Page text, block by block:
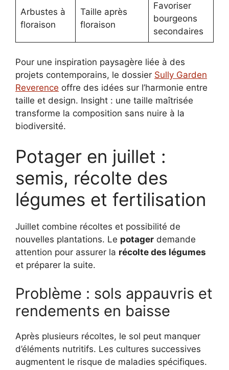
Arbustes à
floraison
Taille après
floraison
Favoriser
bourgeons
secondaires
Pour une inspiration paysagère liée à des
projets contemporains, le dossier Sully Garden
Reverence offre des idées sur l’harmonie entre
taille et design. Insight : une taille maîtrisée
transforme la composition sans nuire à la
biodiversité.
Potager en juillet :
semis, récolte des
légumes et fertilisation
Juillet combine récoltes et possibilité de
nouvelles plantations. Le potager demande
attention pour assurer la récolte des légumes
et préparer la suite.
Problème : sols appauvris et
rendements en baisse
Après plusieurs récoltes, le sol peut manquer
d’éléments nutritifs. Les cultures successives
augmentent le risque de maladies spécifiques.